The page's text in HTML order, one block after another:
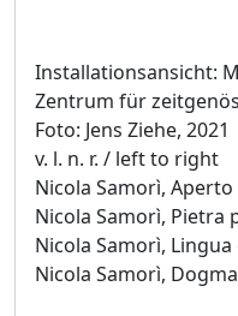
Installationsansicht:
Zentrum für
Foto: Jens Ziehe, 2021
v. l. n. r. / left to right
Nicola Samorì,
Nicola Samorì, Pietra
Nicola Samorì, Lingua
Nicola Samorì,